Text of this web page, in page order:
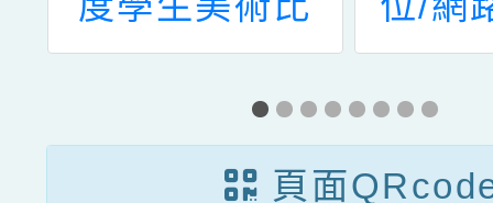
賽-校內收件
力防
海報
教育
頁面